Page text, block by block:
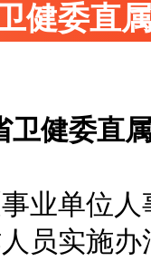
健委直
卫健委直
单位人
员实施